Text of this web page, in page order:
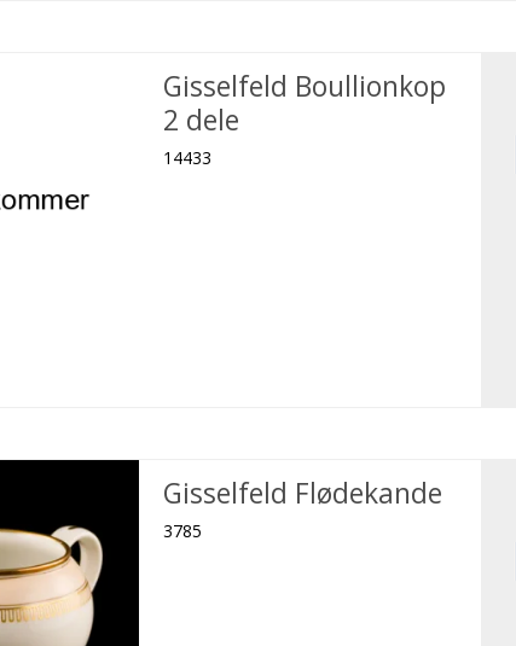
Gisselfeld Boullionkop
2 dele
14433
Gisselfeld Flødekande
3785